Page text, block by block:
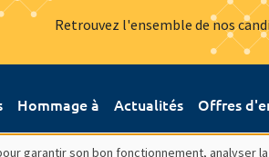
Retrouvez l'ensemble de nos
Hommage à Actualités Offres
garantir son bon fonctionnement,